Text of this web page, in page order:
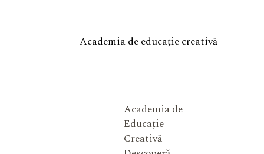
Academia de educație creativă
Academia de
Educație
Creativă